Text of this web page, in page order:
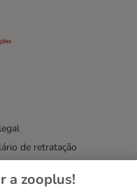
de retratação
a zooplus!